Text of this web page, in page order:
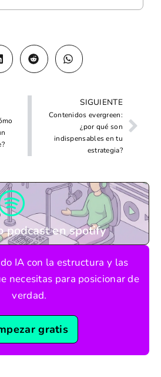
SIGUIENTE
Contenidos evergreen:
¿por qué son
indispensables en tu
estrategia?
podcast en spotify
IA con la estructura y las
necesitas para posicionar de
verdad.
gratis